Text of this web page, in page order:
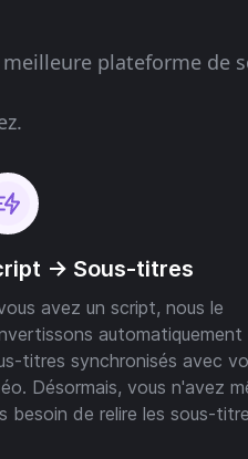
plateforme de
-> Sous-titres
avez un script, nous le
automatiquement
titres synchronisés avec
Désormais, vous n'avez
besoin de relire les sous-